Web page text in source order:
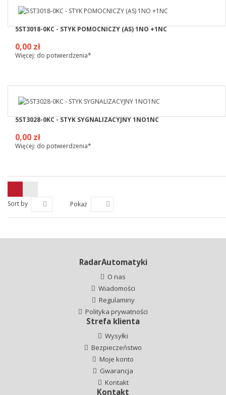
5ST3018-0KC - STYK POMOCNICZY (AS) 1NO +1NC
0,00 zł
Więcej: do potwierdzenia*
5ST3028-0KC - STYK SYGNALIZACYJNY 1NO1NC
0,00 zł
Więcej: do potwierdzenia*
Sort by Pokaż
RadarAutomatyki
O nas
Wiadomości
Regulaminy
Polityka prywatności
Strefa klienta
Wysyłki
Bezpieczeństwo
Moje konto
Gwarancja
Kontakt
Kontakt